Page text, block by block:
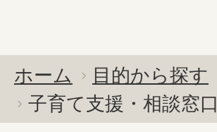
ホーム 目的から探す
子育て支援・相談窓口